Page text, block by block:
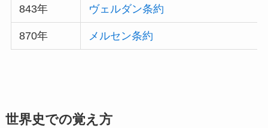
843年 ヴェルダン条約
870年 メルセン条約
世界史での覚え方